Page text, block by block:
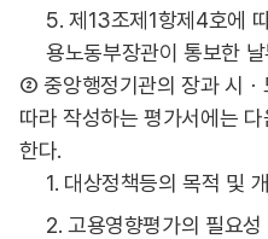
5. 제13조제1항제4호에
용노동부장관이 통보한
② 중앙행정기관의 장과 시
따라 작성하는 평가서에는
한다.
1. 대상정책등의 목적 및
2. 고용영향평가의 필요